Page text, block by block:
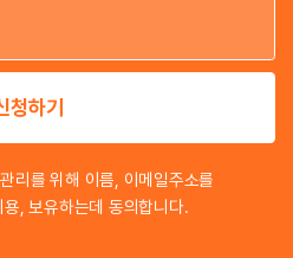
이
청하기
리를 위해 이름, 이메일주소를
, 보유하는데 동의합니다.